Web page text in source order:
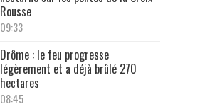
Rousse
09:33
Drôme : le feu progresse
légèrement et a déjà brûlé 270
hectares
08:45